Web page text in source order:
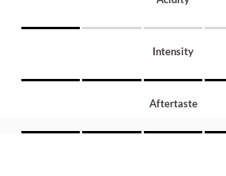
Intensity
Aftertaste